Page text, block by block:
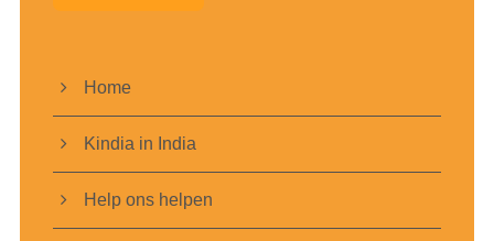
Home
Kindia in India
Help ons helpen